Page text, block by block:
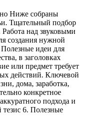
Ниже собраны
Тщательный подбор
над звуковыми
создания нужной
идеи для
в заголовках
или предмет требует
действий. Ключевой
дома, заработка,
конкретное
подхода и
6. Полезные